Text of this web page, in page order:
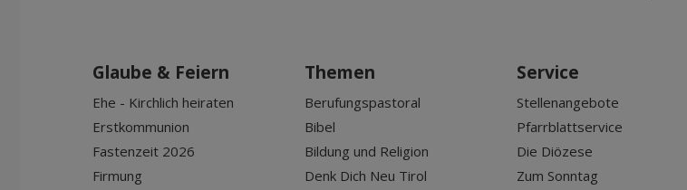
Glaube & Feiern
Ehe - Kirchlich heiraten
Erstkommunion
Fastenzeit 2026
Firmung
Themen
Berufungspastoral
Bibel
Bildung und Religion
Denk Dich Neu Tirol
Service
Stellenangebote
Pfarrblattservice
Die Diözese
Zum Sonntag